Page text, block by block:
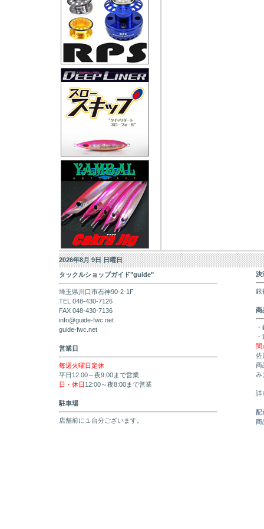
2026年8月 9日 日曜日
タックルショップガイド"guide"
埼玉県川口市石神90-2-1F
TEL 048-430-7126
FAX 048-430-7136
info@guide-fwc.net
guide-fwc.net
営業日
毎週火曜日定休
平日12:00～夜9:00まで営業
日・休日 12:00～夜8:00まで営業
駐車場
店舗前に１台分ございます。
決
銀
商
関
佐
商
み
詳
配
商